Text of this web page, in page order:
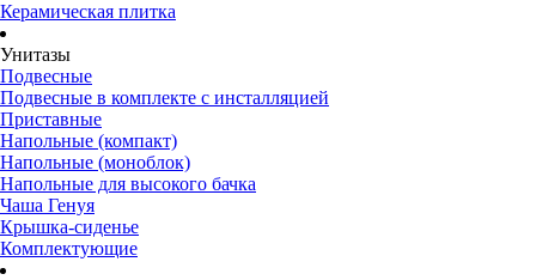
Керамическая плитка
Унитазы
Подвесные
Подвесные в комплекте с инсталляцией
Приставные
Напольные (компакт)
Напольные (моноблок)
Напольные для высокого бачка
Чаша Генуя
Крышка-сиденье
Комплектующие